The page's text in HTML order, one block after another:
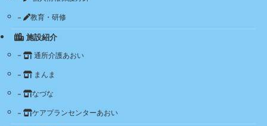
教育・研修
施設紹介
通所介護あおい
まんま
なづな
ケアプランセンターあおい